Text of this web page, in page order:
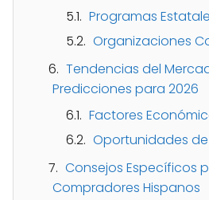
Programas
Organizaciones
Tendencias del
Predicciones para 2026
Factores
Oportunidades de
Consejos Específicos
Compradores Hispanos